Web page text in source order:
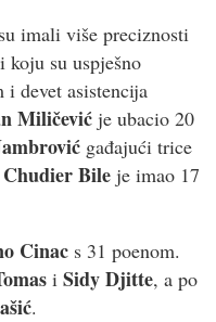
imali više preciznosti
koju su uspješno
devet asistencija
Miličević je ubacio 20
gađajući trice
Chudier Bile je imao 17
Cinac s 31 poenom.
i Sidy Djitte, a po
.